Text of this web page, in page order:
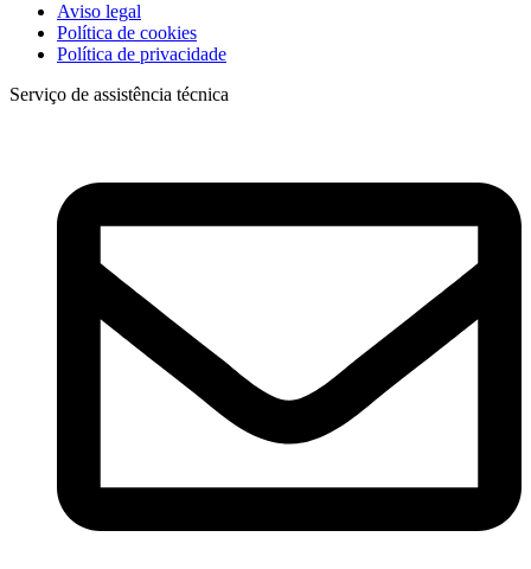
Aviso legal
Política de cookies
Política de privacidade
Serviço de assistência técnica